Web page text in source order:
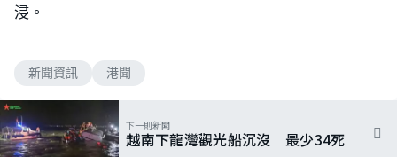
浸。
新聞資訊 港聞
下一則新聞
越南下龍灣觀光船沉沒 最少34死